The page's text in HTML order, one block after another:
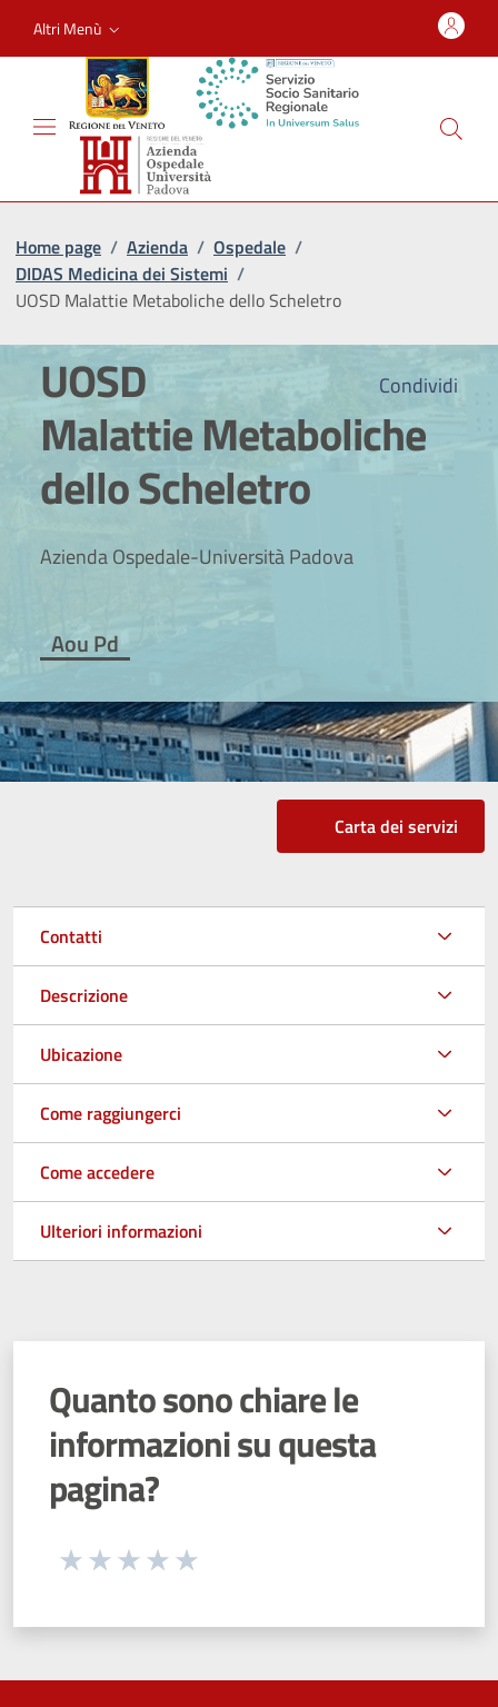
Altri Menù
Home page / Azienda / Ospedale /
DIDAS Medicina dei Sistemi /
UOSD Malattie Metaboliche dello Scheletro
Condividi
UOSD
Malattie Metaboliche
dello Scheletro
Azienda Ospedale-Università Padova
Aou Pd
Carta dei servizi
Contatti
Descrizione
Ubicazione
Come raggiungerci
Come accedere
Ulteriori informazioni
Quanto sono chiare le
informazioni su questa
pagina?
Seleziona una valutazione da 1 a 5 stelle